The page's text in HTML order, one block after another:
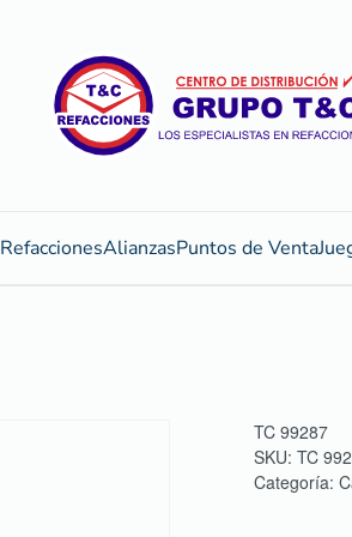
RefaccionesAlianzasPuntos de Venta
TC 99287
SKU: TC
Categoría: